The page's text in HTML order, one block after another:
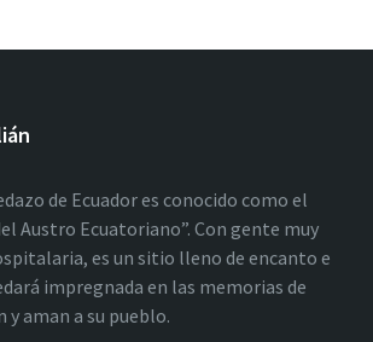
de Ecuador es conocido como el
Austro Ecuatoriano”. Con gente muy
es un sitio lleno de encanto e
impregnada en las memorias de
y aman a su pueblo.